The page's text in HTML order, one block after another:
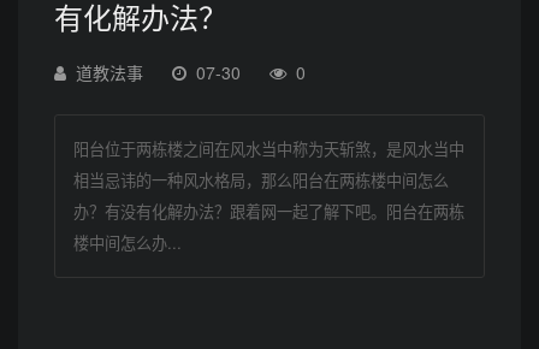
有化解办法？
道教法事 07-30 0
阳台位于两栋楼之间在风水当中称为天斩煞，是风水当中
相当忌讳的一种风水格局，那么阳台在两栋楼中间怎么
办？有没有化解办法？跟着网一起了解下吧。阳台在两栋
楼中间怎么办...